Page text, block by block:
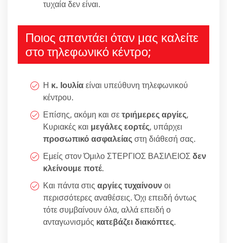
τυχαία δεν είναι.
Ποιος απαντάει όταν μας καλείτε
στο τηλεφωνικό κέντρο;
Η κ. Ιουλίαείναι υπεύθυνη τηλεφωνικού
κέντρου.
Επίσης, ακόμη και σετριήμερες αργίες,
Κυριακές και μεγάλες εορτές, υπάρχει
προσωπικό ασφαλείαςστη διάθεσή σας.
Εμείς στον Όμιλο ΣΤΕΡΓΙΟΣ ΒΑΣΙΛΕΙΟΣδεν
κλείνουμε ποτέ.
Και πάντα στις αργίες τυχαίνουνοι
περισσότερες αναθέσεις. Όχι επειδή όντως
τότε συμβαίνουν όλα, αλλά επειδή ο
ανταγωνισμός κατεβάζει διακόπτες.